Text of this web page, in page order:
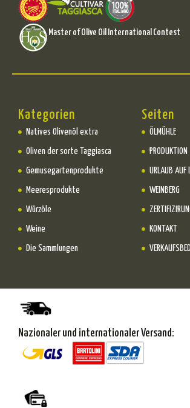
Master of Olive Oil International Contest
Kategorien
Natives Olivenöl extra
Oliven der sorte Taggiasca
Gemusegartenprodukte
Meeresprodukte
Würzöle
Weine
Die Sammlungen
Seiten
ÖLMÜHLE
PRODUKTION
URLAUB AUF
WEINBERG
KONTAKT
Nazionaler und internationaler Versand: